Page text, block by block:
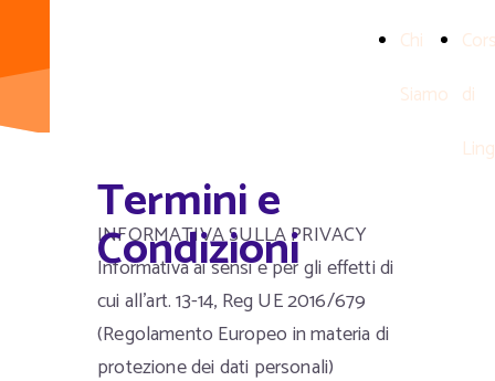
Chi
Siamo di
Termini e
Condizioni
INFORMATIVA SULLA PRIVACY
Informativa ai sensi e per gli effetti di
cui all’art. 13-14, Reg UE 2016/679
(Regolamento Europeo in materia di
protezione dei dati personali)